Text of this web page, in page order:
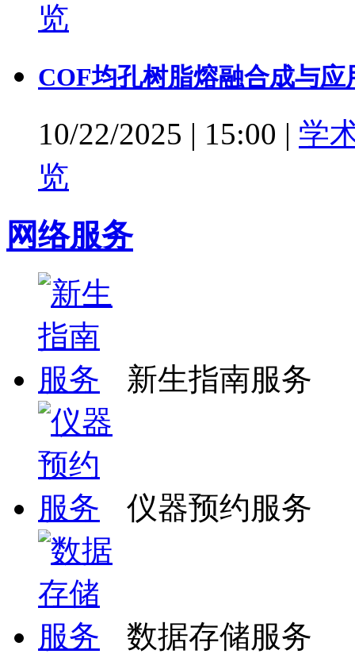
览
COF均孔树脂熔融合成与应
10/22/2025 | 15:00 | 学
览
网络服务
新生指南服务
仪器预约服务
数据存储服务